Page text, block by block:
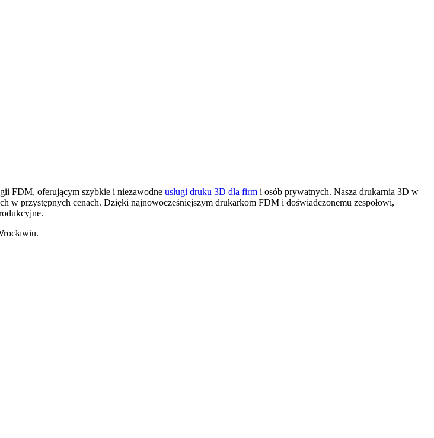
FDM, oferującym szybkie i niezawodne usługi druku 3D dla firm i osób prywatnych. Nasza drukarnia 3D w
w przystępnych cenach. Dzięki najnowocześniejszym drukarkom FDM i doświadczonemu zespołowi,